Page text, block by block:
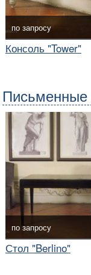
по запросу
Консоль "Tower"
Письменные
по запросу
Стол "Berlino"